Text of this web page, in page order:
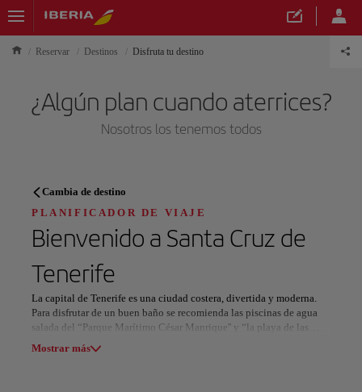
Reservar Destinos Disfruta tu destino
¿Algún plan cuando aterrices?
Nosotros los tenemos todos
PLANIFICADOR DE VIAJE
Descubre tu próximo destino
Nuestros destinos Mostrar lista
Todas las áreas
Cambia de destino
PLANIFICADOR DE VIAJE
Bienvenido a Santa Cruz de
Tenerife
La capital de Tenerife es una ciudad costera, divertida y moderna.
Para disfrutar de un buen baño se recomienda las piscinas de agua
salada del “Parque Marítimo César Manrique'' y “la playa de las
Teresitas”, ¡una maravilla de arena blanca importada del Sahara! El
Mostrar más